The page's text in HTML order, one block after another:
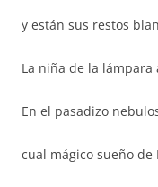
y están sus restos
La niña de la lámpara
En el pasadizo
cual mágico sueño de